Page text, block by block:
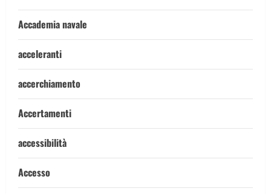
Accademia navale
acceleranti
accerchiamento
Accertamenti
accessibilità
Accesso